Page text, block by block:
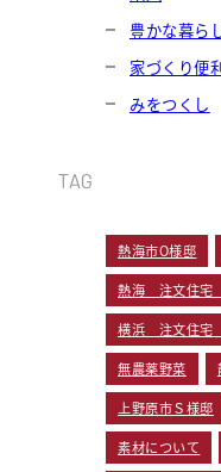
豊かな暮ら
家づくり便
みをつくし
TAG
熱海市O様邸
熱海 注文住
横浜 注文住宅
無農薬野菜
上野原市Ｓ様邸
素材について